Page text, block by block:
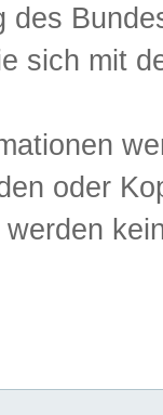
des
sich mit
oder